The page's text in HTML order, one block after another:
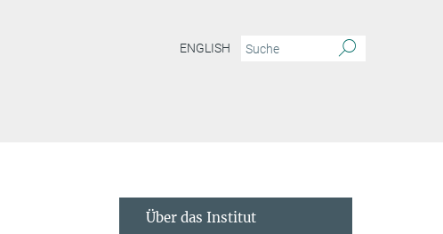
ENGLISH
Über das Institut